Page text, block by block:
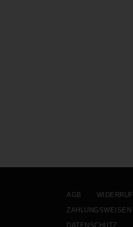
AGB WIDERRUF
ZAHLUNGSWEISEN
DATENSCHUTZ